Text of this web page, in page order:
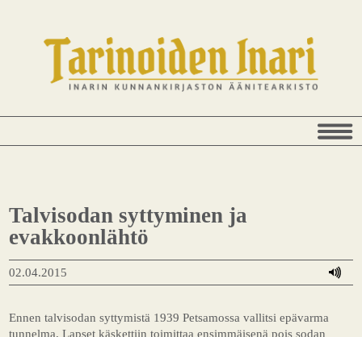
Talvisodan syttyminen ja
evakkoonlähtö
02.04.2015
Ennen talvisodan syttymistä 1939 Petsamossa vallitsi epävarma
tunnelma. Lapset käskettiin toimittaa ensimmäisenä pois sodan